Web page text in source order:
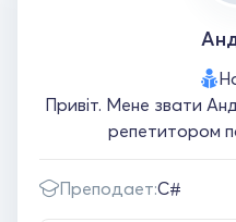
Привіт. Мене звати
репетитором
Преподает:C#